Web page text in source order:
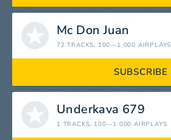
Mc Don Juan
72 TRACKS, 100—1 000 AIRPLAYS
SUBSCRIBE
Underkava 679
1 TRACKS, 100—1 000 AIRPLAYS